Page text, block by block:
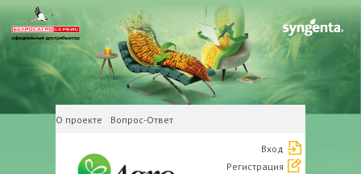
О проекте Вопрос-Ответ
Вход
Регистрация